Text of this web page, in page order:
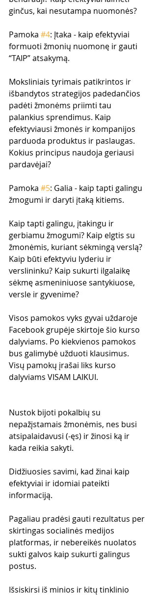
ginčus, kai nesutampa nuomonės?
Pamoka #4: Įtaka - kaip efektyviai
formuoti žmonių nuomonę ir gauti
“TAIP” atsakymą.
Moksliniais tyrimais patikrintos ir
išbandytos strategijos padedančios
padėti žmonėms priimti tau
palankius sprendimus. Kaip
efektyviausi žmonės ir kompanijos
parduoda produktus ir paslaugas.
Kokius principus naudoja geriausi
pardavėjai?
Pamoka #5: Galia - kaip tapti galingu
žmogumi ir daryti įtaką kitiems.
Kaip tapti galingu, įtakingu ir
gerbiamu žmogumi? Kaip elgtis su
žmonėmis, kuriant sėkmingą verslą?
Kaip būti efektyviu lyderiu ir
verslininku? Kaip sukurti ilgalaikę
sėkmę asmeniniuose santykiuose,
versle ir gyvenime?
Visos pamokos vyks gyvai uždaroje
Facebook grupėje skirtoje šio kurso
dalyviams. Po kiekvienos pamokos
bus galimybė užduoti klausimus.
Visų pamokų įrašai liks kurso
dalyviams VISAM LAIKUI.
Nustok bijoti pokalbių su
nepažįstamais žmonėmis, nes busi
atsipalaidavusi (-ęs) ir žinosi ką ir
kada reikia sakyti.
Didžiuosies savimi, kad žinai kaip
efektyviai ir idomiai pateikti
informaciją.
Pagaliau pradėsi gauti rezultatus per
skirtingas socialinės medijos
platformas, ir nebereikės nuolatos
sukti galvos kaip sukurti galingus
postus.
Išsiskirsi iš minios ir kitų tinklinio